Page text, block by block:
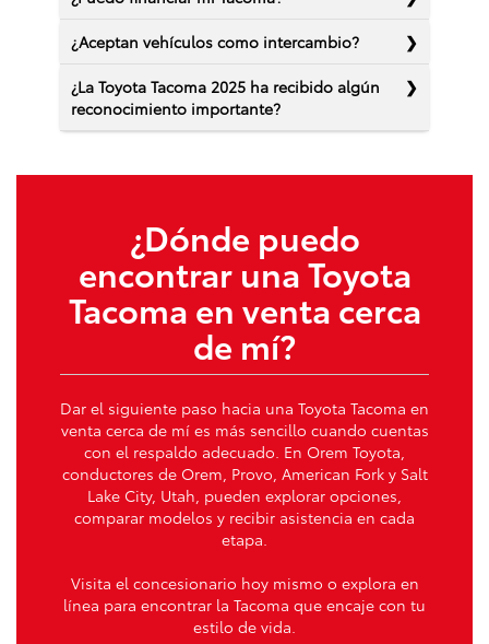
¿Aceptan vehículos como intercambio?
¿La Toyota Tacoma 2025 ha recibido algún
reconocimiento importante?
¿Dónde puedo
encontrar una Toyota
Tacoma en venta cerca
de mí?
Dar el siguiente paso hacia una Toyota Tacoma en
venta cerca de mí es más sencillo cuando cuentas
con el respaldo adecuado. En Orem Toyota,
conductores de Orem, Provo, American Fork y Salt
Lake City, Utah, pueden explorar opciones,
comparar modelos y recibir asistencia en cada
etapa.
Visita el concesionario hoy mismo o explora en
línea para encontrar la Tacoma que encaje con tu
estilo de vida.